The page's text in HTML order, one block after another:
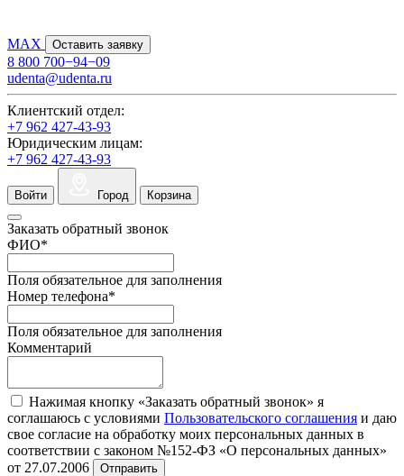
MAX Оставить заявку
8 800 700−94−09
udenta@udenta.ru
Клиентский отдел:
+7 962 427-43-93
Юридическим лицам:
+7 962 427-43-93
Войти Город Корзина
Заказать обратный звонок
ФИО*
Поля обязательное для заполнения
Номер телефона*
Поля обязательное для заполнения
Комментарий
Нажимая кнопку «Заказать обратный звонок» я
соглашаюсь с условиями Пользовательского соглашения и даю
свое согласие на обработку моих персональных данных в
соответствии с законом №152-ФЗ «О персональных данных»
от 27.07.2006
Отправить